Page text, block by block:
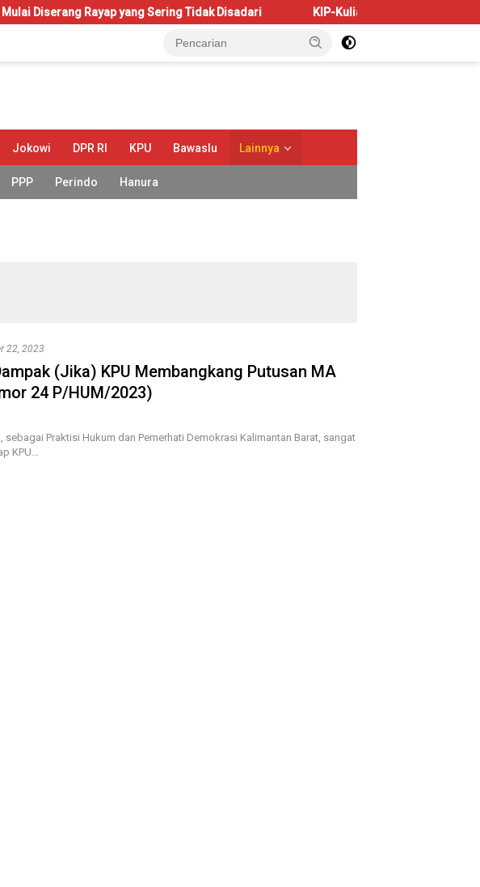
Rayap yang Sering Tidak Disadari KIP-Kuliah: Hak atau Amanah?
Jokowi DPR RI KPU Bawaslu Lainnya
PPP Perindo Hanura
22, 2023
(Jika) KPU Membangkang Putusan MA
24 P/HUM/2023)
sebagai Praktisi Hukum dan Pemerhati Demokrasi Kalimantan Barat, sangat
KPU…